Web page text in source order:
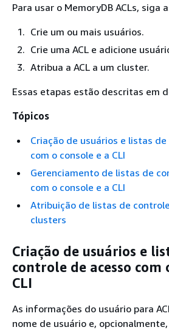
Para usar o MemoryDB ACLs, siga
Crie um ou mais usuários.
Crie uma ACL e adicione
Atribua a ACL a um cluster.
Essas etapas estão descritas em
Tópicos
Criação de usuários e listas
com o console e a CLI
Gerenciamento de listas de
com o console e a CLI
Atribuição de listas de
clusters
Criação de usuários e
controle de acesso com
CLI
As informações do usuário para
nome de usuário e,